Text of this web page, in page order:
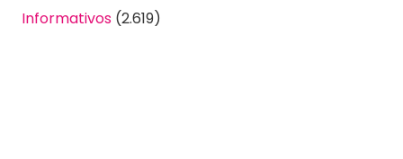
Informativos (2.619)